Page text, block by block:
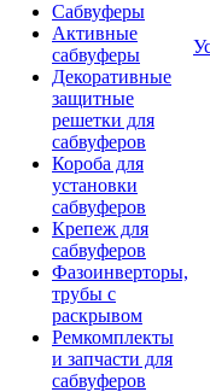
Сабвуферы
Активные
сабвуферы
Декоративные
защитные
решетки для
сабвуферов
Короба для
установки
сабвуферов
Крепеж для
сабвуферов
Фазоинверторы,
трубы с
раскрывом
Ремкомплекты
и запчасти для
сабвуферов